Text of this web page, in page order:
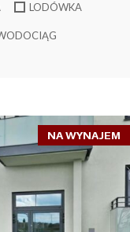
LODÓWKA
NA WYNAJEM